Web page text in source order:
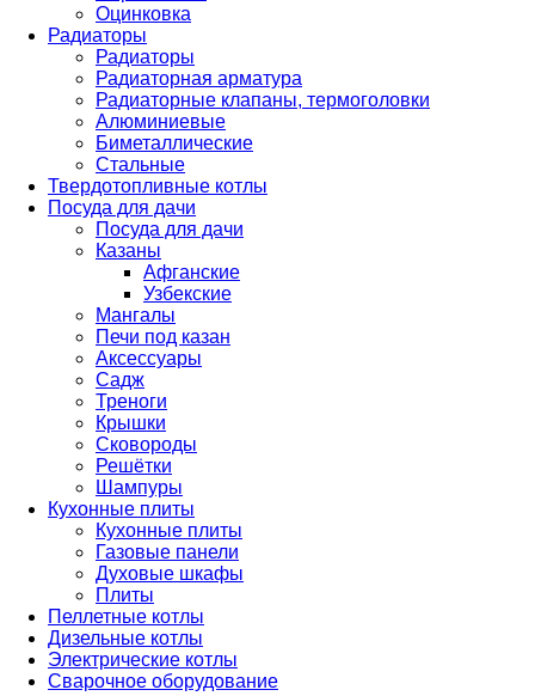
Оцинковка
Радиаторы
Радиаторы
Радиаторная арматура
Радиаторные клапаны, термоголовки
Алюминиевые
Биметаллические
Стальные
Твердотопливные котлы
Посуда для дачи
Посуда для дачи
Казаны
Афганские
Узбекские
Мангалы
Печи под казан
Аксессуары
Садж
Треноги
Крышки
Сковороды
Решётки
Шампуры
Кухонные плиты
Кухонные плиты
Газовые панели
Духовые шкафы
Плиты
Пеллетные котлы
Дизельные котлы
Электрические котлы
Сварочное оборудование